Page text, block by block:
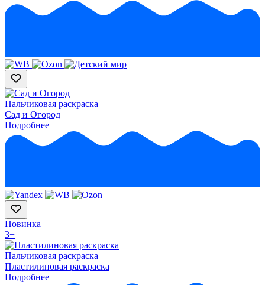
Пальчиковая раскраска
Сад и Огород
Подробнее
Новинка
3+
Пальчиковая раскраска
Пластилиновая раскраска
Подробнее